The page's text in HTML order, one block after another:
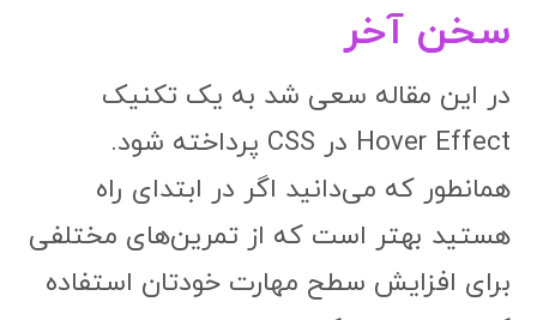
سخن آخر
در این مقاله سعی شد به یک تکنیک
Hover Effect در CSS پرداخته شود.
همانطور که می‌دانید اگر در ابتدای راه
هستید بهتر است که از تمرین‌های مختلفی
برای افزایش سطح مهارت خودتان استفاده